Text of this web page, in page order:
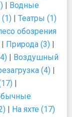
| Водные
(1) | Театры (1)
обозрения
| Природа (3) |
| Воздушный
(4) |
|
| На яхте (17)